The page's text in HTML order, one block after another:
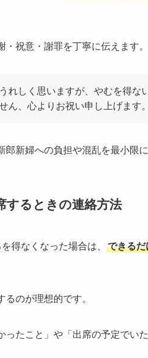
祝意・謝罪を丁寧に伝えます。
れしく思いますが、やむを得な
ん、心よりお祝い申し上げます。
新婦への負担や混乱を最小限に
するときの連絡方法
得なくなった場合は、 できるだ
のが理想的です。
ったこと」や「出席の予定で